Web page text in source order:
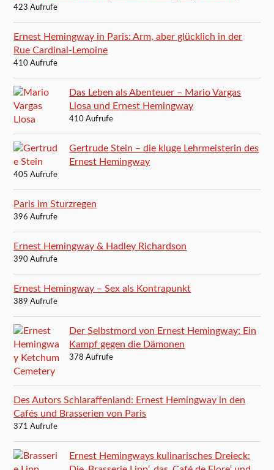
423 Aufrufe
Ernest Hemingway in Paris: Arm, aber glücklich in der
Rue Cardinal-Lemoine
410 Aufrufe
Das Leben als Abenteuer – Mario Vargas
Llosa und Ernest Hemingway
410 Aufrufe
Gertrude Stein – die kluge Lehrmeisterin des
Ernest Hemingway
405 Aufrufe
Paris im Sturzregen
396 Aufrufe
Ernest Hemingway & Hadley Richardson
390 Aufrufe
Ernest Hemingway – Sex als Kontrapunkt
389 Aufrufe
Der Selbstmord von Ernest Hemingway: Ein
Kampf gegen die Dämonen
378 Aufrufe
Des Autors Schlaraffenland: Ernest Hemingway in den
Cafés und Brasserien von Paris
371 Aufrufe
Ernest Hemingways kulinarisches Dreieck: